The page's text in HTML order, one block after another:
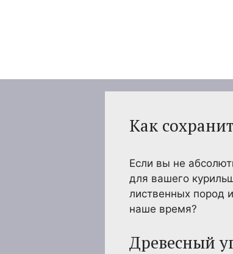
Как
Если вы не
для вашего
лиственных пород
наше время?
Древесный